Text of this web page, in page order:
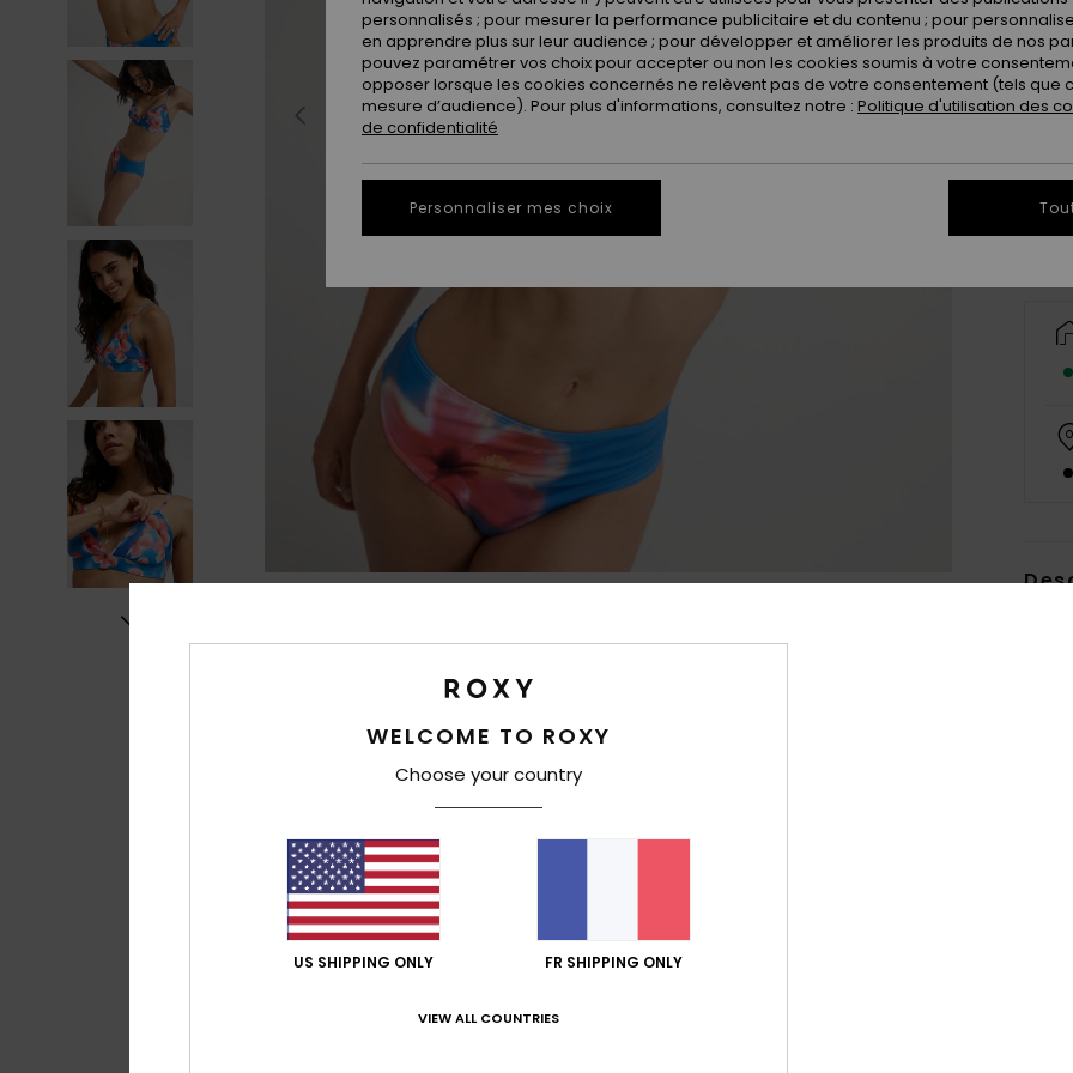
XS
Son
WELCOME TO ROXY
Choose your country
US SHIPPING ONLY FR SHIPPING ONLY
VIEW ALL COUNTRIES
personnalisés ; pour mesurer la performance publicitaire et du contenu ; pour
en apprendre plus sur leur audience ; pour développer et améliorer les produits de nos
pouvez paramétrer vos choix pour accepter ou non les cookies soumis à votre
opposer lorsque les cookies concernés ne relèvent pas de votre consentement (tels que
mesure d’audience). Pour plus d'informations, consultez notre : Politique d'utilisation des
de confidentialité
Personnaliser mes choix